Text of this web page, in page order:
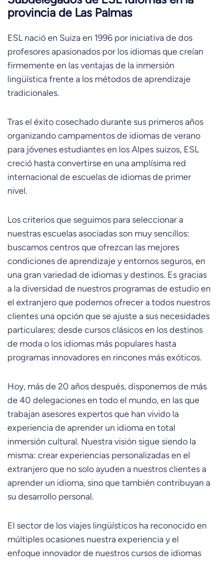
provincia de Las Palmas
ESL nació en Suiza en 1996 por iniciativa de dos
profesores apasionados por los idiomas que creían
firmemente en las ventajas de la inmersión
lingüística frente a los métodos de aprendizaje
tradicionales.
Tras el éxito cosechado durante sus primeros años
organizando campamentos de idiomas de verano
para jóvenes estudiantes en los Alpes suizos, ESL
creció hasta convertirse en una amplísima red
internacional de escuelas de idiomas de primer
nivel.
Los criterios que seguimos para seleccionar a
nuestras escuelas asociadas son muy sencillos:
buscamos centros que ofrezcan las mejores
condiciones de aprendizaje y entornos seguros, en
una gran variedad de idiomas y destinos. Es gracias
a la diversidad de nuestros programas de estudio en
el extranjero que podemos ofrecer a todos nuestros
clientes una opción que se ajuste a sus necesidades
particulares; desde cursos clásicos en los destinos
de moda o los idiomas más populares hasta
programas innovadores en rincones más exóticos.
Hoy, más de 20 años después, disponemos de más
de 40 delegaciones en todo el mundo, en las que
trabajan asesores expertos que han vivido la
experiencia de aprender un idioma en total
inmersión cultural. Nuestra visión sigue siendo la
misma: crear experiencias personalizadas en el
extranjero que no solo ayuden a nuestros clientes a
aprender un idioma, sino que también contribuyan a
su desarrollo personal.
El sector de los viajes lingüísticos ha reconocido en
múltiples ocasiones nuestra experiencia y el
enfoque innovador de nuestros cursos de idiomas